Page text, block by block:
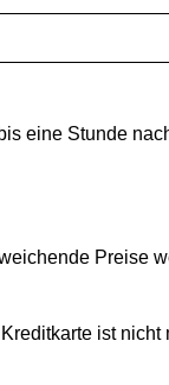
eine Stunde
Preise
ist nicht